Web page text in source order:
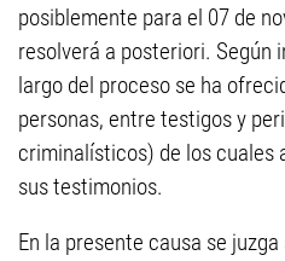
posiblemente para el 07 de
resolverá a posteriori. Según
largo del proceso se ha
personas, entre testigos y
criminalísticos) de los cuales
sus testimonios.
En la presente causa se